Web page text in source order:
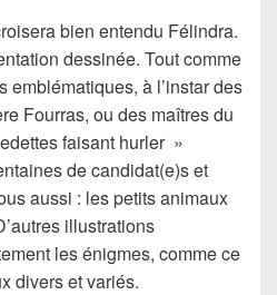
bien entendu Félindra.
dessinée. Tout comme
emblématiques, à l’instar des
Fourras, ou des maîtres du
faisant hurler »
de candidat(e)s et
aussi : les petits animaux
illustrations
les énigmes, comme ce
divers et variés.